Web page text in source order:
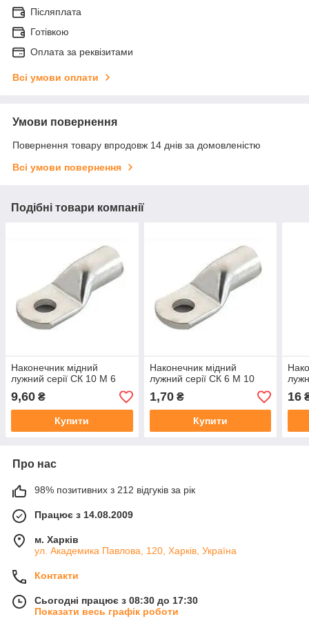
Післяплата
Готівкою
Оплата за реквізитами
Всі умови оплати
Умови повернення
Повернення товару впродовж 14 днів за домовленістю
Всі умови повернення
Подібні товари компанії
Наконечник мідний
лужний серії СК 10 М 6
9,60 ₴
Купити
Наконечник мідний
лужний серії СК 6 М 10
1,70₴
Купити
16
Про нас
98% позитивних з 212 відгуків за рік
Працює з 14.08.2009
м. Харків
ул. Академика Павлова, 120, Харків, Україна
Контакти
Сьогодні працює з 08:30 до 17:30
Показати весь графік роботи